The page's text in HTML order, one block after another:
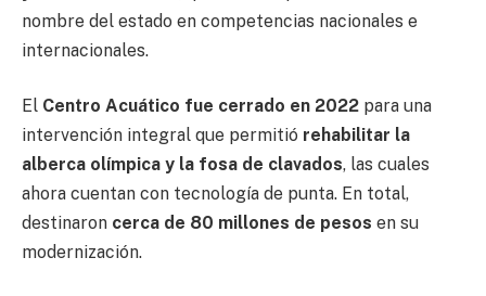
nombre del estado en competencias nacionales e
internacionales.
El Centro Acuático fue cerrado en 2022 para una
intervención integral que permitió rehabilitar la
alberca olímpica y la fosa de clavados, las cuales
ahora cuentan con tecnología de punta. En total,
destinaron cerca de 80 millones de pesos en su
modernización.